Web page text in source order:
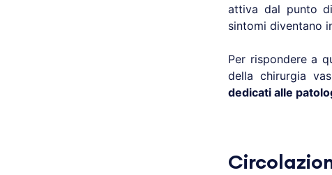
attiva dal punto
sintomi diventano
Per rispondere a
della chirurgia
dedicati alle